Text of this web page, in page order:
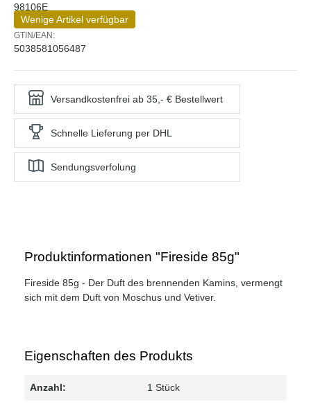
98106E
Wenige Artikel verfügbar
GTIN/EAN:
5038581056487
Versandkostenfrei ab 35,- € Bestellwert
Schnelle Lieferung per DHL
Sendungsverfolung
Produktinformationen "Fireside 85g"
Fireside 85g - Der Duft des brennenden Kamins, vermengt
sich mit dem Duft von Moschus und Vetiver.
Eigenschaften des Produkts
Anzahl: 1 Stück